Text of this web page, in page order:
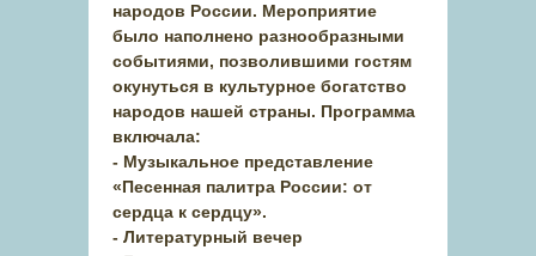
народов России. Мероприятие
было наполнено разнообразными
событиями, позволившими гостям
окунуться в культурное богатство
народов нашей страны. Программа
включала:
- Музыкальное представление
«Песенная палитра России: от
сердца к сердцу».
- Литературный вечер